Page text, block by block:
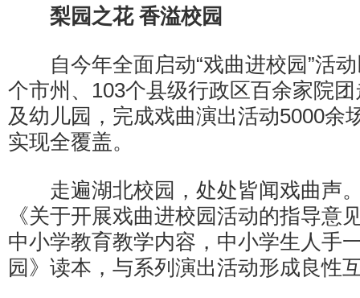
梨园之花 香溢校园
自今年全面启动“戏曲进校园”活动
个市州、103个县级行政区百余家院
及幼儿园，完成戏曲演出活动5000余
实现全覆盖。
走遍湖北校园，处处皆闻戏曲声
《关于开展戏曲进校园活动的指导意
中小学教育教学内容，中小学生人手
园》读本，与系列演出活动形成良性